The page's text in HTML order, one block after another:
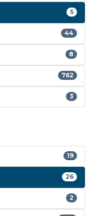
5
44
8
762
3
19
26
2